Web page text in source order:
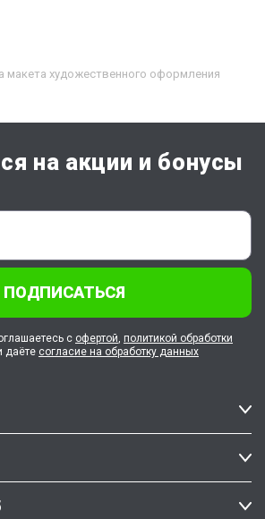
макета художественного оформления
на акции и бонусы
ПОДПИСАТЬСЯ
с офертой, политикой обработки
даёте согласие на обработку данных